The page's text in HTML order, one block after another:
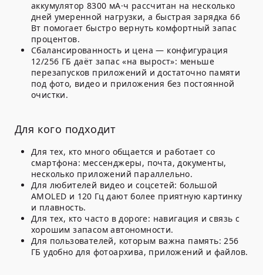
аккумулятор 8300 мА·ч рассчитан на несколько
дней умеренной нагрузки, а быстрая зарядка 66
Вт помогает быстро вернуть комфортный запас
процентов.
Сбалансированность и цена — конфигурация
12/256 ГБ даёт запас «на вырост»: меньше
перезапусков приложений и достаточно памяти
под фото, видео и приложения без постоянной
очистки.
Для кого подходит
Для тех, кто много общается и работает со
смартфона: мессенджеры, почта, документы,
несколько приложений параллельно.
Для любителей видео и соцсетей: большой
AMOLED и 120 Гц дают более приятную картинку
и плавность.
Для тех, кто часто в дороге: навигация и связь с
хорошим запасом автономности.
Для пользователей, которым важна память: 256
ГБ удобно для фотоархива, приложений и файлов.